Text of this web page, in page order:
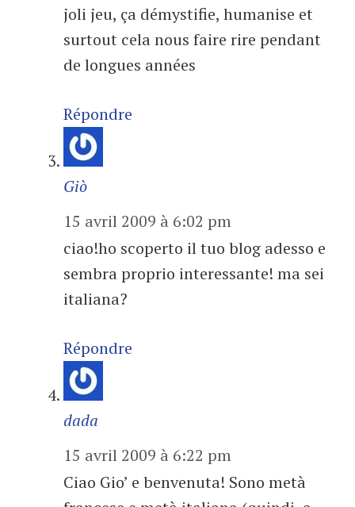
joli jeu, ça démystifie, humanise et
surtout cela nous faire rire pendant
de longues années
Répondre
Giò
15 avril 2009 à 6:02 pm
ciao!ho scoperto il tuo blog adesso e
sembra proprio interessante! ma sei
italiana?
Répondre
dada
15 avril 2009 à 6:22 pm
Ciao Gio’ e benvenuta! Sono metà